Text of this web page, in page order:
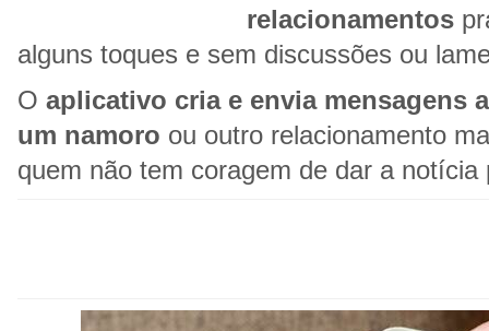
relacionamentos
alguns toques e sem discussões ou
O aplicativo cria e envia mensagens
um namoro ou outro relacionamento
quem não tem coragem de dar a notícia